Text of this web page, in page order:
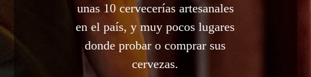
unas 10 cervecerías artesanales
en el país, y muy pocos lugares
donde probar o comprar sus
cervezas.